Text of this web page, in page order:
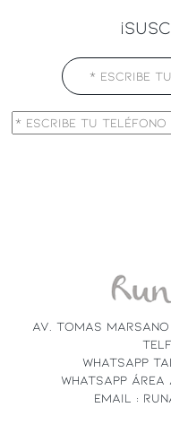
BLANK.AV. TOMAS
WHATSAPP
WHATSAPP ÁREA
EMAIL :